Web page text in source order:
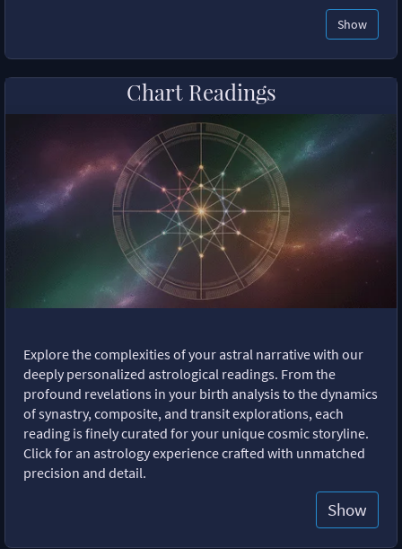
Show
Chart Readings
Explore the complexities of your astral narrative with our
deeply personalized astrological readings. From the
profound revelations in your birth analysis to the dynamics
of synastry, composite, and transit explorations, each
reading is finely curated for your unique cosmic storyline.
Click for an astrology experience crafted with unmatched
precision and detail.
Show